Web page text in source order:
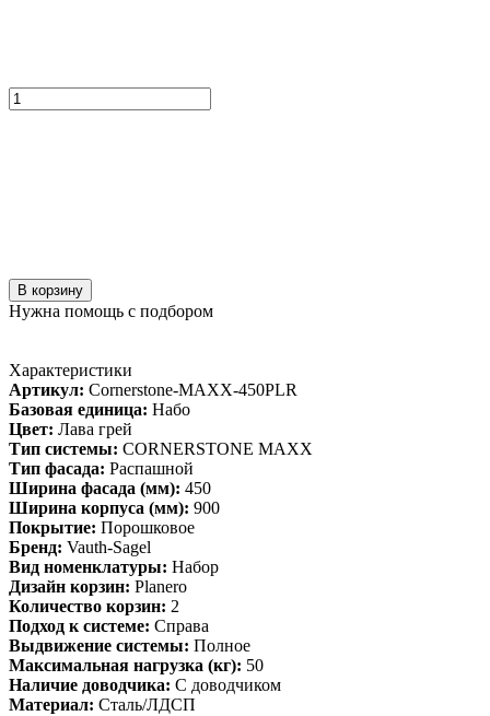
В корзину
Нужна помощь с подбором
Характеристики
Артикул: Cornerstone-MAXX-450PLR
Базовая единица: Набо
Цвет: Лава грей
Тип системы: CORNERSTONE MAXX
Тип фасада: Распашной
Ширина фасада (мм): 450
Ширина корпуса (мм): 900
Покрытие: Порошковое
Бренд: Vauth-Sagel
Вид номенклатуры: Набор
Дизайн корзин: Planero
Количество корзин: 2
Подход к системе: Справа
Выдвижение системы: Полное
Максимальная нагрузка (кг): 50
Наличие доводчика: С доводчиком
Материал: Сталь/ЛДСП